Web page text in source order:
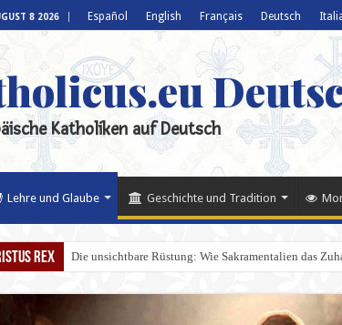
8 2026 Español English Français Deutsch
Katholiken auf Deutsch
Lehre und Glaube Geschichte und Tradition
Rex Die unsichtbare Rüstung: Wie Sakramentalien das